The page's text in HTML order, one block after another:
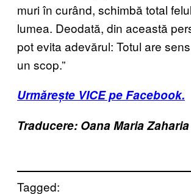
muri în curând, schimbă total
lumea. Deodată, din această
pot evita adevărul: Totul are
un scop.”
Urmărește VICE pe Facebook.
Traducere: Oana Maria Zaharia
Tagged: